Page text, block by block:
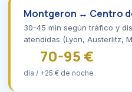
Montgeron ↔ Centro
30-45 min según tráfico y
atendidas (Lyon, Austerlitz,
70-95 €
día / +25 € de noche